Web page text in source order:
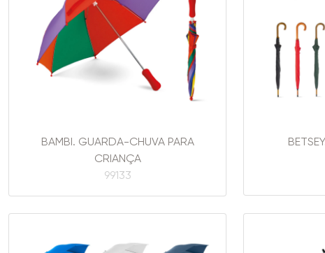
BAMBI. GUARDA-CHUVA PARA
CRIANÇA
99133